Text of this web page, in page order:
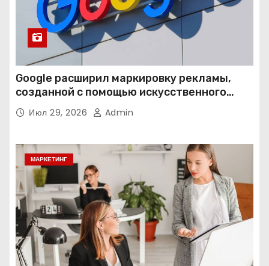
Google расширил маркировку рекламы,
созданной с помощью искусственного
интеллекта
Июл 29, 2026 Admin
МАРКЕТИНГ